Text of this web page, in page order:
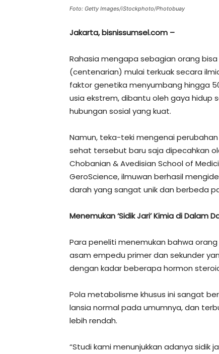
Foto: Getty Images/iStockphoto/Photobuay
Jakarta, bisnissumsel.com –
Rahasia mengapa sebagian orang
(centenarian) mulai terkuak secara
faktor genetika menyumbang hingga
usia ekstrem, dibantu oleh gaya hidup
hubungan sosial yang kuat.
Namun, teka-teki mengenai
sehat tersebut baru saja dipecahkan
Chobanian & Avedisian School of
GeroScience, ilmuwan berhasil
darah yang sangat unik dan berbeda
Menemukan ‘Sidik Jari’ Kimia di Dalam
Para peneliti menemukan bahwa
asam empedu primer dan sekunder
dengan kadar beberapa hormon
Pola metabolisme khusus ini sangat
lansia normal pada umumnya, dan
lebih rendah.
“Studi kami menunjukkan adanya sidik